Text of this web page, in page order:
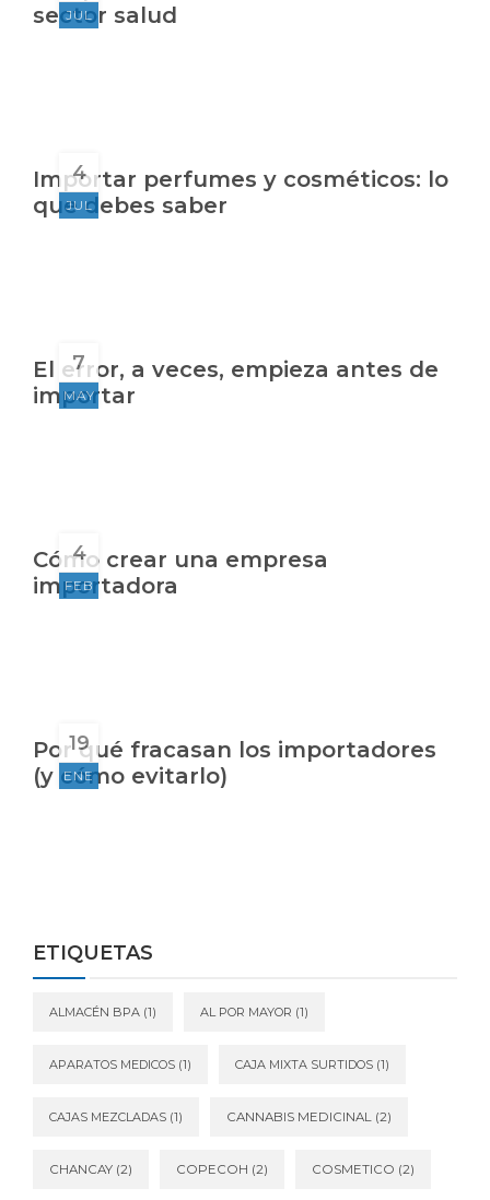
JUL
sector salud
4
JUL
Importar perfumes y cosméticos: lo
que debes saber
7
MAY
El error, a veces, empieza antes de
importar
4
FEB
Cómo crear una empresa
importadora
19
ENE
Por qué fracasan los importadores
(y cómo evitarlo)
ETIQUETAS
ALMACÉN BPA (1) AL POR MAYOR (1)
APARATOS MEDICOS (1) CAJA MIXTA SURTIDOS (1)
CAJAS MEZCLADAS (1) CANNABIS MEDICINAL (2)
CHANCAY (2) COPECOH (2) COSMETICO (2)